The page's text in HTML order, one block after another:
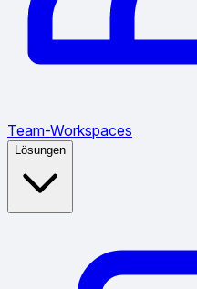
Team-Workspaces
Lösungen